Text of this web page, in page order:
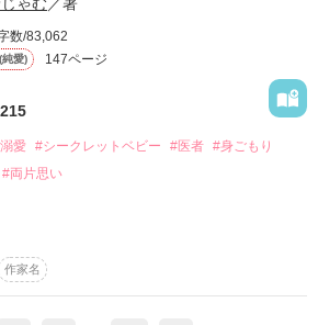
たのに……
かのように接する彼に翻弄されていく。
２7歳。一人で娘の真由を育てる
２９歳　大村グループ 　御曹司
」
うの？
いいの？本当のあなたは？
ョンとして温かい目で読んで頂ければ
数/83,062
純愛) 147ページ
愛 #シークレットベビー #医者 #身ごもり
#両片思い
度こそは離さない」
作家名